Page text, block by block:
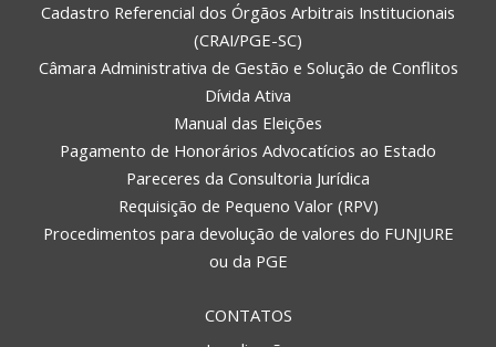
Cadastro Referencial dos Órgãos Arbitrais Institucionais
(CRAI/PGE-SC)
Câmara Administrativa de Gestão e Solução de Conflitos
Dívida Ativa
Manual das Eleições
Pagamento de Honorários Advocatícios ao Estado
Pareceres da Consultoria Jurídica
Requisição de Pequeno Valor (RPV)
Procedimentos para devolução de valores do FUNJURE
ou da PGE
CONTATOS